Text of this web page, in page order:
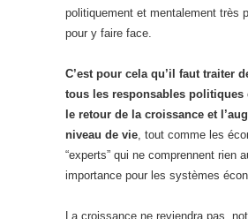
politiquement et mentalement très
pour y faire face.
C’est pour cela qu’il faut traiter
tous les responsables politiques
le retour de la croissance et
niveau de vie , tout comme les
“experts” qui ne comprennent rien
importance pour les systèmes
La croissance ne reviendra pas,